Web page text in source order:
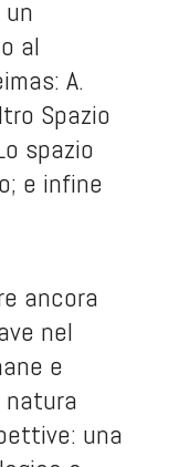
al
A.
Spazio
spazio
e infine
ancora
nel
e
natura
una